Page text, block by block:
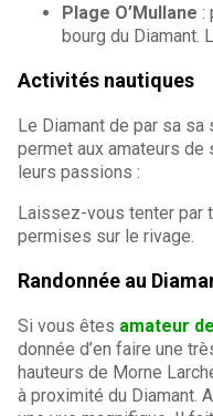
Plage O’Mullane :
bourg du Diamant.
Activités nautiques
Le Diamant de par sa
permet aux amateurs de
leurs passions :
Laissez-vous tenter par
permises sur le rivage.
Randonnée au
Si vous êtes amateur
donnée d’en faire une
hauteurs de Morne
à proximité du Diamant.